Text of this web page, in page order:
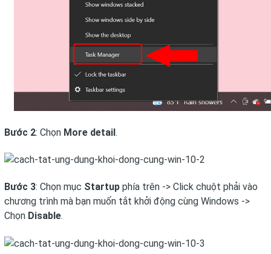
Bước 2: Chọn More detail.
Bước 3: Chọn mục Startup phía trên -> Click chuột phải vào
chương trình mà bạn muốn tắt khởi động cùng Windows ->
Chọn Disable.